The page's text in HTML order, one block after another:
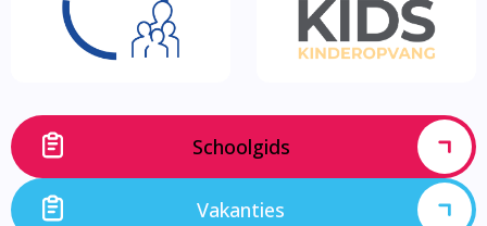
Schoolgids
Vakanties